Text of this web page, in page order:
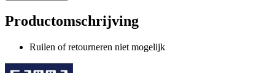
Productomschrijving
Ruilen of retourneren niet mogelijk